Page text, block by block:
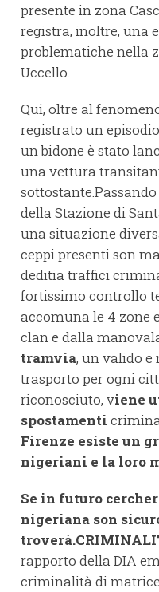
presente in zona
registra, inoltre, una
problematiche nella
Uccello.
Qui, oltre al
registrato un
un bidone è stato
una vettura
della Stazione di
una situazione
ceppi presenti son
deditia traffici
fortissimo controllo
accomuna le 4 zone
clan e dalla
tramvia, un valido e
trasporto per ogni
riconosciuto, viene
spostamenti
Firenze esiste un
nigeriani e la loro
Se in futuro
nigeriana son
troverà.
rapporto della DIA
criminalità di